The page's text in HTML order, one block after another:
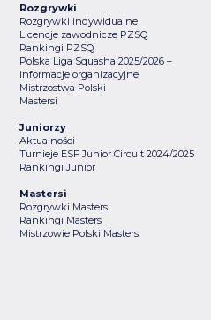
Rozgrywki
Rozgrywki indywidualne
Licencje zawodnicze PZSQ
Rankingi PZSQ
Polska Liga Squasha 2025/2026 –
informacje organizacyjne
Mistrzostwa Polski
Mastersi
Juniorzy
Aktualności
Turnieje ESF Junior Circuit 2024/2025
Rankingi Junior
Mastersi
Rozgrywki Masters
Rankingi Masters
Mistrzowie Polski Masters